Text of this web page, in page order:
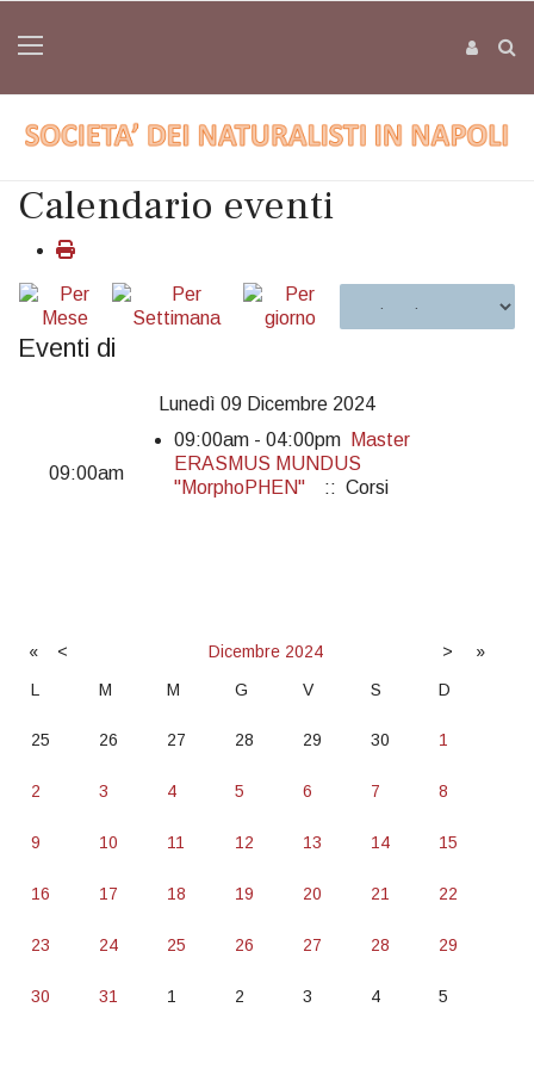
Calendario eventi
Eventi di
Lunedì 09 Dicembre 2024
09:00am
09:00am - 04:00pm
Master
ERASMUS MUNDUS
"MorphoPHEN"
:: Corsi
« < Dicembre 2024 >
»
L
M M G V S D
25 26 27 28 29 30 1
2 3 4 5 6 7 8
9 10 11 12 13 14 15
16 17 18 19 20 21 22
23 24 25 26 27 28 29
30 31 1 2 3 4 5